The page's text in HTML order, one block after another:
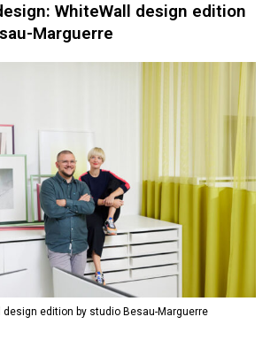
WhiteWall design edition
Marguerre
design edition by studio Besau-Marguerre